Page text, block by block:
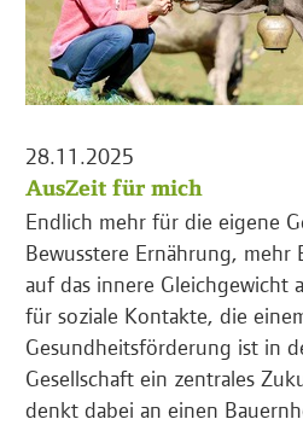
28.11.2025
AusZeit für mich
Endlich mehr für die eigene
Bewusstere Ernährung, mehr
auf das innere Gleichgewicht
für soziale Kontakte, die
Gesundheitsförderung ist in
Gesellschaft ein zentrales
denkt dabei an einen